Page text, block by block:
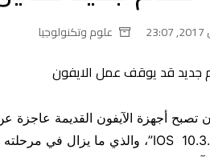
علوم وتكنولوجيا
تصبح أجهزة الآيفون القديمة عاجزة